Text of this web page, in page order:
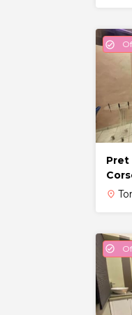
check_circle
Pret
place
check_circle